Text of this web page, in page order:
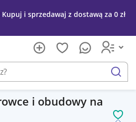
i sprzedawaj z dostawą za 0 zł
szukaj
i obudowy na